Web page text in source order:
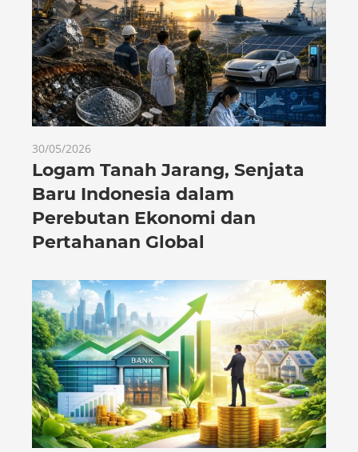
30/05/2026
Logam Tanah Jarang, Senjata
Baru Indonesia dalam
Perebutan Ekonomi dan
Pertahanan Global